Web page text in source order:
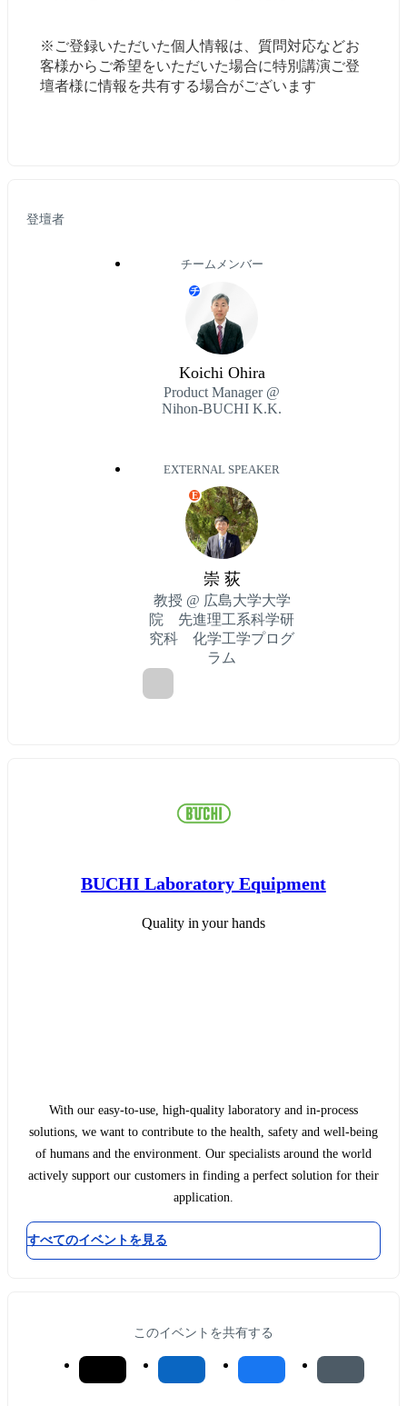
※ご登録いただいた個人情報は、質問対応などお
客様からご希望をいただいた場合に特別講演ご登
壇者様に情報を共有する場合がございます
登壇者
チームメンバー
チ
Koichi Ohira
Product Manager @
Nihon-BUCHI K.K.
EXTERNAL SPEAKER
E
崇 荻
教授 @ 広島大学大学
院 先進理工系科学研
究科 化学工学プログ
ラム
BUCHI Laboratory Equipment
Quality in your hands
With our easy-to-use, high-quality laboratory and in-process
solutions, we want to contribute to the health, safety and well-being
of humans and the environment. Our specialists around the world
actively support our customers in finding a perfect solution for their
application.
すべてのイベントを見る
このイベントを共有する